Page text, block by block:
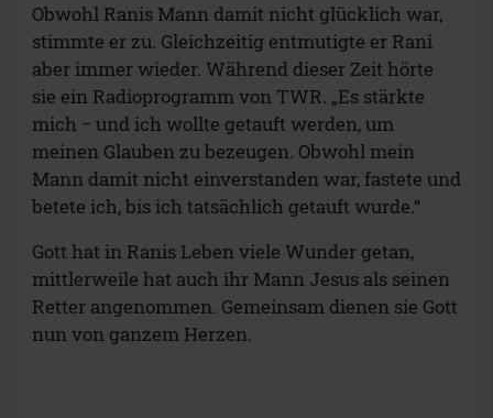
Obwohl Ranis Mann damit nicht glücklich war,
stimmte er zu. Gleichzeitig entmutigte er Rani
aber immer wieder. Während dieser Zeit hörte
sie ein Radioprogramm von TWR. „Es stärkte
mich − und ich wollte getauft werden, um
meinen Glauben zu bezeugen. Obwohl mein
Mann damit nicht einverstanden war, fastete und
betete ich, bis ich tatsächlich getauft wurde.“
Gott hat in Ranis Leben viele Wunder getan,
mittlerweile hat auch ihr Mann Jesus als seinen
Retter angenommen. Gemeinsam dienen sie Gott
nun von ganzem Herzen.